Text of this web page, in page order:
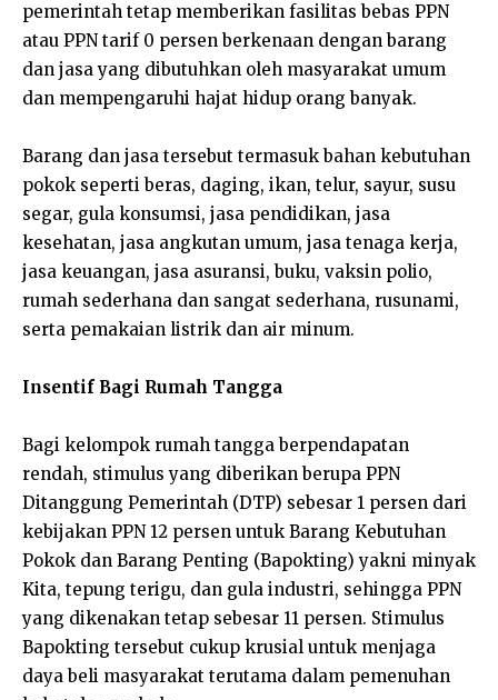
pemerintah tetap memberikan fasilitas bebas PPN
atau PPN tarif 0 persen berkenaan dengan barang
dan jasa yang dibutuhkan oleh masyarakat umum
dan mempengaruhi hajat hidup orang banyak.
Barang dan jasa tersebut termasuk bahan kebutuhan
pokok seperti beras, daging, ikan, telur, sayur, susu
segar, gula konsumsi, jasa pendidikan, jasa
kesehatan, jasa angkutan umum, jasa tenaga kerja,
jasa keuangan, jasa asuransi, buku, vaksin polio,
rumah sederhana dan sangat sederhana, rusunami,
serta pemakaian listrik dan air minum.
Insentif Bagi Rumah Tangga
Bagi kelompok rumah tangga berpendapatan
rendah, stimulus yang diberikan berupa PPN
Ditanggung Pemerintah (DTP) sebesar 1 persen dari
kebijakan PPN 12 persen untuk Barang Kebutuhan
Pokok dan Barang Penting (Bapokting) yakni minyak
Kita, tepung terigu, dan gula industri, sehingga PPN
yang dikenakan tetap sebesar 11 persen. Stimulus
Bapokting tersebut cukup krusial untuk menjaga
daya beli masyarakat terutama dalam pemenuhan